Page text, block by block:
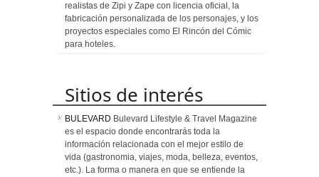
realistas de Zipi y Zape con licencia oficial, la
fabricación personalizada de los personajes, y los
proyectos especiales como El Rincón del Cómic
para hoteles.
Sitios de interés
BULEVARD Bulevard Lifestyle & Travel Magazine
es el espacio donde encontrarás toda la
información relacionada con el mejor estilo de
vida (gastronomia, viajes, moda, belleza, eventos,
etc.). La forma o manera en que se entiende la